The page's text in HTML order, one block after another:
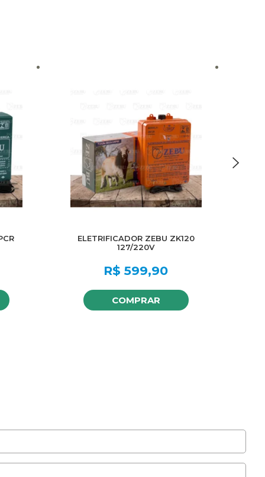
ELETRIFICADOR ZEBU ZK120
127/220V
R$ 599,90
COMPRAR